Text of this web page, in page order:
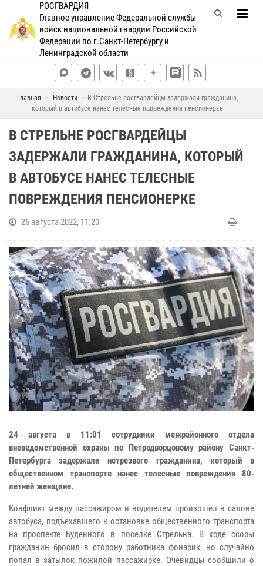
РОСГВАРДИЯ
Главное управление Федеральной службы
войск национальной гвардии Российской
Федерации по г.Санкт-Петербургу и
Ленинградской области
Главная Новости
В Стрельне росгвардейцы задержали гражданина,
который в автобусе нанес телесные повреждения пенсионерке
В СТРЕЛЬНЕ РОСГВАРДЕЙЦЫ
ЗАДЕРЖАЛИ ГРАЖДАНИНА, КОТОРЫЙ
В АВТОБУСЕ НАНЕС ТЕЛЕСНЫЕ
ПОВРЕЖДЕНИЯ ПЕНСИОНЕРКЕ
26 августа 2022, 11:20
24 августа в 11:01 сотрудники межрайонного отдела
вневедомственной охраны по Петродворцовому району Санкт-
Петербурга задержали нетрезвого гражданина, который в
общественном транспорте нанес телесные повреждения 80-
летней женщине.
Конфликт между пассажиром и водителем произошел в салоне
автобуса, подъехавшего к остановке общественного транспорта
на проспекте Буденного в поселке Стрельна. В ходе ссоры
гражданин бросил в сторону работника фонарик, но случайно
попал в затылок пожилой пассажирке. Очевидцы сообщили о